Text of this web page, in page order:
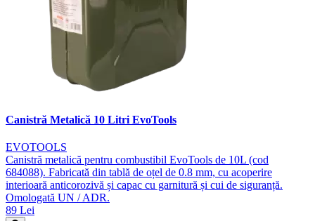
Canistră Metalică 10 Litri EvoTools
EVOTOOLS
Canistră metalică pentru combustibil EvoTools de 10L (cod
684088). Fabricată din tablă de oțel de 0.8 mm, cu acoperire
interioară anticorozivă și capac cu garnitură și cui de siguranță.
Omologată UN / ADR.
89 Lei